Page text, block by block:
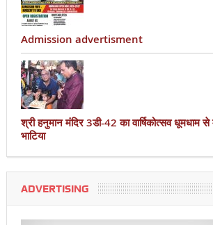
Admission advertisment
श्री हनुमान मंदिर 3डी-42 का वार्षिकोत्सव धूमधाम
भाटिया
ADVERTISING